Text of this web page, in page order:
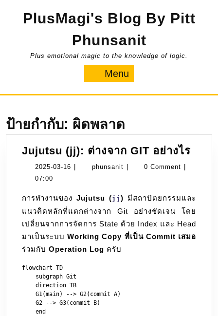
PlusMagi's Blog By Pitt
Phunsanit
Plus emotional magic to the knowledge of logic.
Menu
ป้ายกำกับ: ผิดพลาด
Jujutsu (jj): ต่างจาก GIT อย่างไร
GIT
อย่า
2025-03-16 2025- phunsanit phunsanit0 Comment
07:00
การทำงานของ Jujutsu (jj ) มีสถาปัตยกรรมและ
แนวคิดหลักที่แตกต่างจาก Git อย่างชัดเจน โดย
เปลี่ยนจากการจัดการ State ด้วย Index และ Head
มาเป็นระบบWorking Copy ที่เป็น Commit เสมอ
ร่วมกับ Operation Log ครับ
flowchart TD
    subgraph Git
    direction TB
    G1(main) --> G2(commit A)
    G2 --> G3(commit B)
    end